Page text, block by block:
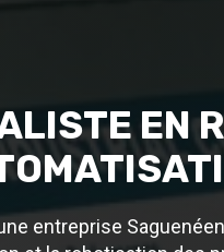
EN
entreprise